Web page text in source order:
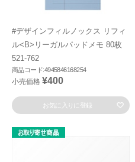
#デザインフィルノックス リフィ
ル<B>リーガルパッドメモ 80枚
521-762
商品コード:4945846168254
小売価格 ¥400
お気に入りに登録